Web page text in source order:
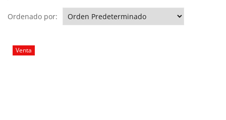
Ordenado por:
Venta